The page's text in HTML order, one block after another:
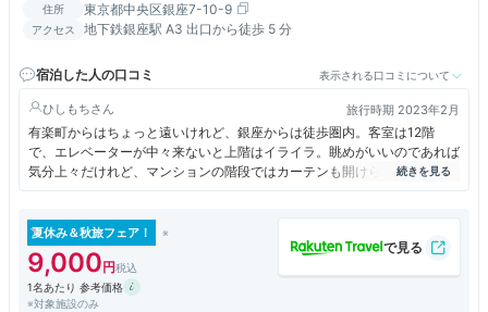
住所 東京都中央区銀座7-10-9
アクセス 地下鉄銀座駅 A3 出口から徒歩 5 分
宿泊した人の口コミ 表示される口コミについて
ひしもち 旅行時期 2023年2月
有楽町からはちょっと遠いけれど、銀座からは徒歩圏内。客室は12階
で、エレベーターが中々来ないと上階はイライラ。眺めがいいのであれば
気分上々だけれど、マンションの階段ではカーテンも開けられない。立地
の問題かな？道路側であればまだ希望もあったかな？寝るだけのホテルな
で十分だったので使用はしませんでした。バスルームのカーテンが臭うの
が気になりました。部屋は快適に過ごせました。
夏休み＆秋旅フェア！
9,000
1名あたり 参考価格
※対象施設のみ